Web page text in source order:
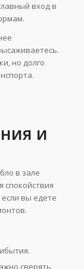
вход в
но долго
и
в зале
спокойствия
вы едете
сверять